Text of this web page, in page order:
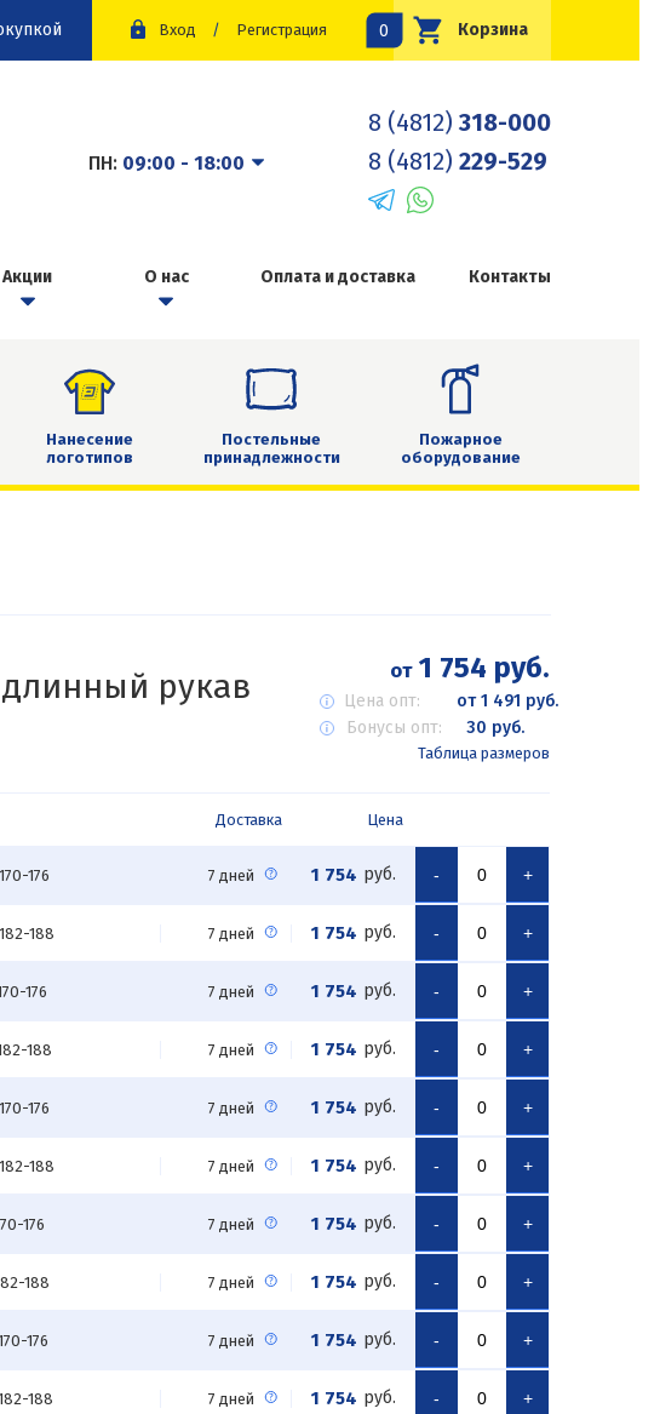
Вход / Регистрация Корзина
0
ПН: 09:00 - 18:00
8 (4812) 318-000
8 (4812) 229-529
Акции О нас Оплата и доставка Контакты
Нанесение
логотипов
Постельные
принадлежности
Пожарное
оборудование
рукав от1 754 руб.
Цена опт:
от 1 491 руб.
Бонусы опт:
30 руб.
Таблица размеров
Доставка Цена
176 7 дней 1 754 руб. - +
188 7 дней 1 754 руб. - +
176 7 дней 1 754 руб. - +
188 7 дней 1 754 руб. - +
176 7 дней 1 754 руб. - +
188 7 дней 1 754 руб. - +
176 7 дней 1 754 руб. - +
188 7 дней 1 754 руб. - +
176 7 дней 1 754 руб. - +
188 7 дней 1 754 руб. - +